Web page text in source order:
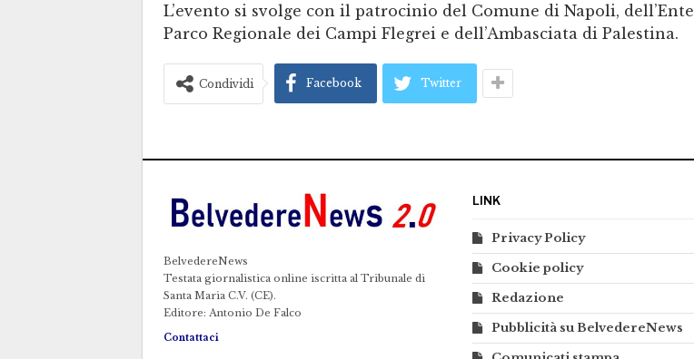
L’evento si svolge con il patrocinio del Comune di Napoli, dell’Ente
Parco Regionale dei Campi Flegrei e dell’Ambasciata di Palestina.
Condividi Facebook Twitter
BelvedereNews
Testata giornalistica online iscritta al Tribunale di
Santa Maria C.V. (CE).
Editore: Antonio De Falco
Contattaci
LINK
Privacy Policy
Cookie policy
Redazione
Pubblicità su BelvedereNews